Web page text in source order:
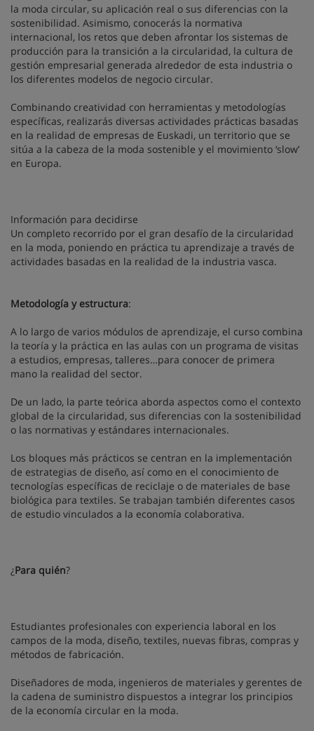
la moda circular, su aplicación real o sus diferencias con la
sostenibilidad. Asimismo, conocerás la normativa
internacional, los retos que deben afrontar los sistemas de
producción para la transición a la circularidad, la cultura de
gestión empresarial generada alrededor de esta industria o
los diferentes modelos de negocio circular.
Combinando creatividad con herramientas y metodologías
específicas, realizarás diversas actividades prácticas basadas
en la realidad de empresas de Euskadi, un territorio que se
sitúa a la cabeza de la moda sostenible y el movimiento ‘slow’
en Europa.
Información para decidirse
Un completo recorrido por el gran desafío de la circularidad
en la moda, poniendo en práctica tu aprendizaje a través de
actividades basadas en la realidad de la industria vasca.
Metodología y estructura:
A lo largo de varios módulos de aprendizaje, el curso combina
la teoría y la práctica en las aulas con un programa de visitas
a estudios, empresas, talleres…para conocer de primera
mano la realidad del sector.
De un lado, la parte teórica aborda aspectos como el contexto
global de la circularidad, sus diferencias con la sostenibilidad
o las normativas y estándares internacionales.
Los bloques más prácticos se centran en la implementación
de estrategias de diseño, así como en el conocimiento de
tecnologías específicas de reciclaje o de materiales de base
biológica para textiles. Se trabajan también diferentes casos
de estudio vinculados a la economía colaborativa.
¿Para quién?
Estudiantes profesionales con experiencia laboral en los
campos de la moda, diseño, textiles, nuevas fibras, compras y
métodos de fabricación.
Diseñadores de moda, ingenieros de materiales y gerentes de
la cadena de suministro dispuestos a integrar los principios
de la economía circular en la moda.